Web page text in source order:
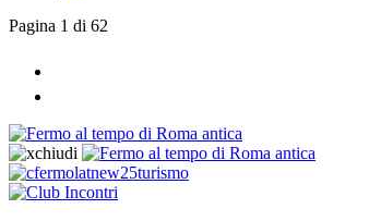
Pagina 1 di 62